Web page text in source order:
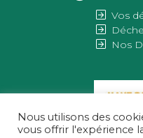
Vos
Nos
Nous utilisons des
vous offrir l'expérience